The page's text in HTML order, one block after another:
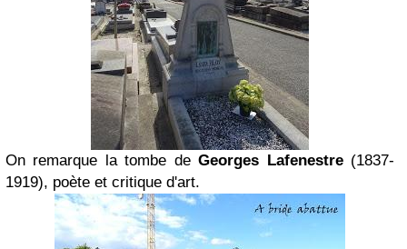
On remarque la tombe deGeorges Lafenestre(1837-
1919), poète et critique d'art.